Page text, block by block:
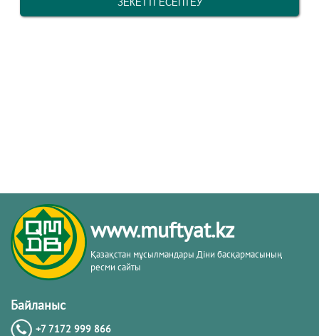
www.muftyat.kz
Қазақстан мұсылмандары Діни басқармасының
ресми сайты
Байланыс
+7 7172 999 866